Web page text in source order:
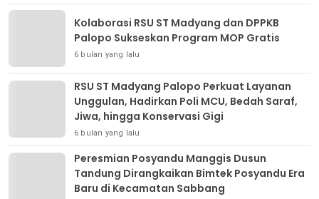
Kolaborasi RSU ST Madyang dan DPPKB
Palopo Sukseskan Program MOP Gratis
6 bulan yang lalu
RSU ST Madyang Palopo Perkuat Layanan
Unggulan, Hadirkan Poli MCU, Bedah Saraf,
Jiwa, hingga Konservasi Gigi
6 bulan yang lalu
Peresmian Posyandu Manggis Dusun
Tandung Dirangkaikan Bimtek Posyandu Era
Baru di Kecamatan Sabbang